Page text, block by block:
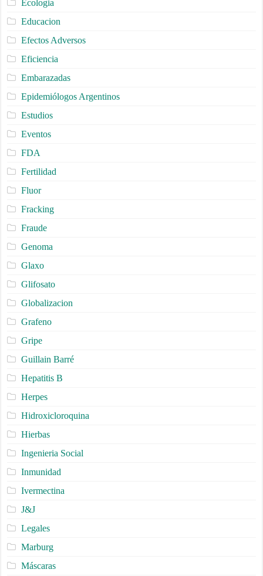
Ecologia
Educacion
Efectos Adversos
Eficiencia
Embarazadas
Epidemiólogos Argentinos
Estudios
Eventos
FDA
Fertilidad
Fluor
Fracking
Fraude
Genoma
Glaxo
Glifosato
Globalizacion
Grafeno
Gripe
Guillain Barré
Hepatitis B
Herpes
Hidroxicloroquina
Hierbas
Ingenieria Social
Inmunidad
Ivermectina
J&J
Legales
Marburg
Máscaras